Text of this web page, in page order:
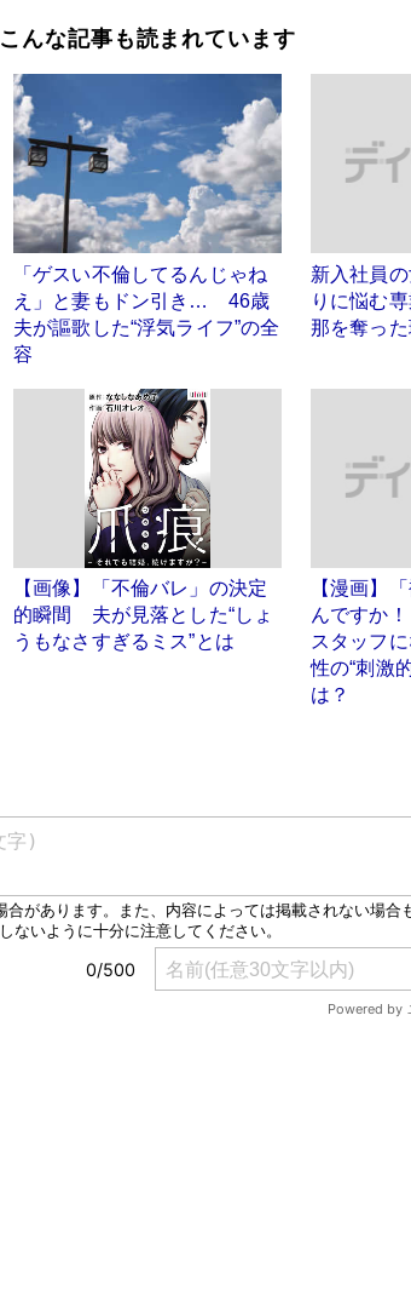
こんな記事も読まれています
「ゲスい不倫してるんじゃね
え」と妻もドン引き… 46歳
夫が謳歌した“浮気ライフ”の全
容
新入社員
りに悩む
那を奪っ
【画像】「不倫バレ」の決定
的瞬間 夫が見落とした“しょ
うもなさすぎるミス”とは
【漫画】
んですか
スタッフ
性の“刺激
は？